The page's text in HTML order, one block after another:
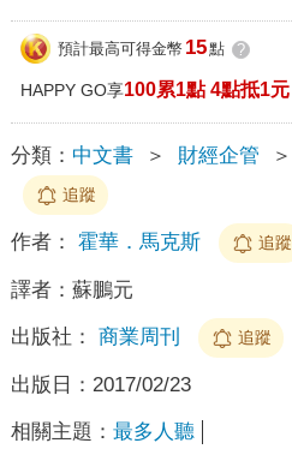
預計最高可得金幣 15點 ?
HAPPY GO享100累1點 4點抵1元
分類： 中文書 ＞ 財經企管 ＞
追蹤
作者： 霍華．馬克斯 追蹤
譯者： 蘇鵬元
出版社： 商業周刊 追蹤
出版日： 2017/02/23
相關主題： 最多人聽